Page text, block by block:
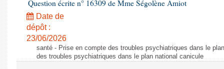
Question écrite n° 16309 de Mme Ségolène Amiot
Date de
dépôt :
23/06/2026
santé - Prise en compte des troubles psychiatriques dans le
des troubles psychiatriques dans le plan national canicule